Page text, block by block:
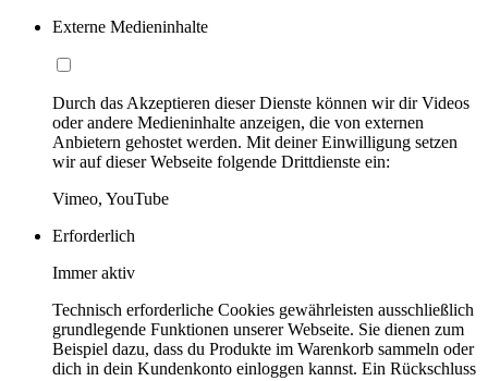
Externe Medieninhalte
Durch das Akzeptieren dieser Dienste können wir dir Videos
oder andere Medieninhalte anzeigen, die von externen
Anbietern gehostet werden. Mit deiner Einwilligung setzen
wir auf dieser Webseite folgende Drittdienste ein:
Vimeo, YouTube
Erforderlich
Immer aktiv
Technisch erforderliche Cookies gewährleisten ausschließlich
grundlegende Funktionen unserer Webseite. Sie dienen zum
Beispiel dazu, dass du Produkte im Warenkorb sammeln oder
dich in dein Kundenkonto einloggen kannst. Ein Rückschluss